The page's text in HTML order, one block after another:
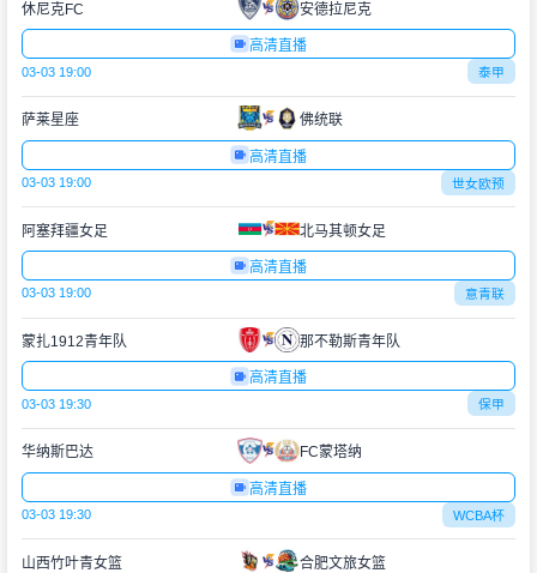
休尼克FC 安德拉尼克
高清直播
03-03 19:00 泰甲
萨莱星座 佛统联
高清直播
03-03 19:00 世女欧预
阿塞拜疆女足 北马其顿女足
高清直播
03-03 19:00 意青联
蒙扎1912青年队 那不勒斯青年队
高清直播
03-03 19:30 保甲
华纳斯巴达 FC蒙塔纳
高清直播
03-03 19:30 WCBA杯
山西竹叶青女篮 合肥文旅女篮